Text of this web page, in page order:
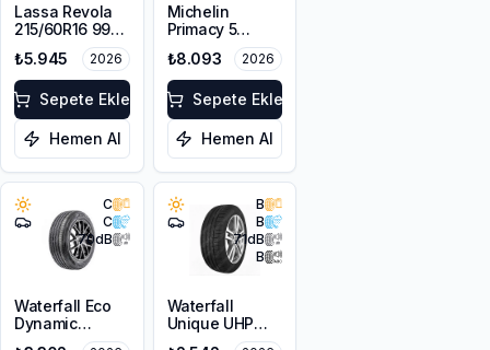
Lassa Revola
215/60R16 99V
₺5.945 2026
Sepete Ekle
Hemen Al
Michelin
Primacy 5
225/55R18 98V
₺8.093 2026
Sepete Ekle
Hemen Al
C
C
70dB
Waterfall Eco
Dynamic
225/45R18 95W
B
B
71dB
B
Waterfall
Unique UHP
205/55R16 94W